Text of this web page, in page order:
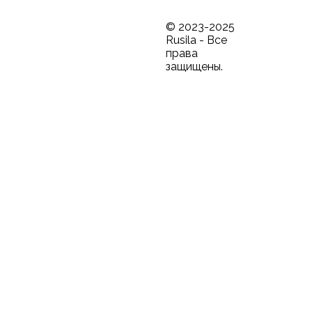
© 2023-2025
Rusila - Все
права
защищены.